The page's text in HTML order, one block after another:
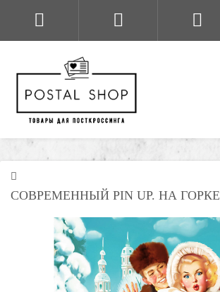
СОВРЕМЕННЫЙ PIN UP. НА ГОРКЕ